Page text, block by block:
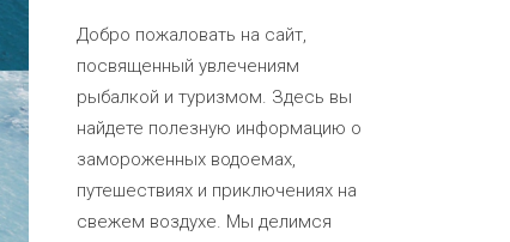
Добро пожаловать на сайт,
посвященный увлечениям
рыбалкой и туризмом. Здесь вы
найдете полезную информацию о
замороженных водоемах,
путешествиях и приключениях на
свежем воздухе. Мы делимся